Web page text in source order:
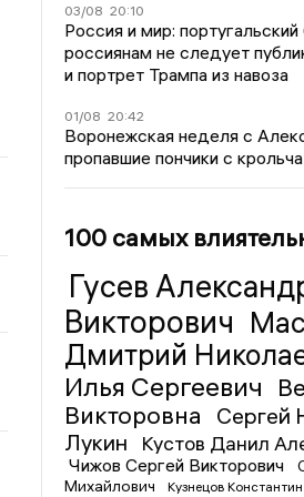
03/08 20:10
Россия и мир: португальский
россиянам не следует
и портрет Трампа из навоза
01/08 20:42
Воронежская неделя с
пропавшие пончики с
100 самых
Гусев
Викторович
Дмитрий
Илья Сергеевич
Викторовна
Сергей
Лукин
Кустов Данил
Чижов Сергей Викторович
Михайлович
Кузнецов